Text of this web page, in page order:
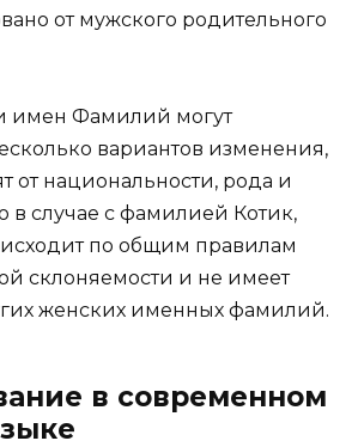
от мужского родительного
имен Фамилий могут
вариантов изменения,
от национальности, рода и
в случае с фамилией Котик,
по общим правилам
склоняемости и не имеет
женских именных фамилий.
в современном